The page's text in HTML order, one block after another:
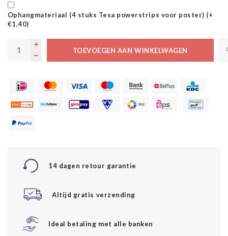
Ophangmateriaal (4 stuks Tesa powerstrips voor poster) (+
€1,40)
TOEVOEGEN AAN WINKELWAGEN
14 dagen retour garantie
Altijd gratis verzending
Ideal betaling met alle banken